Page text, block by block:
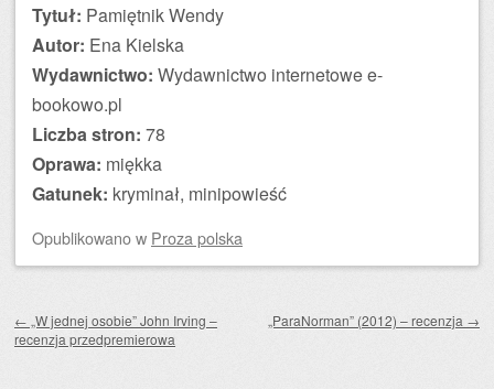
Tytuł: Pamiętnik Wendy
Autor: Ena Kielska
Wydawnictwo: Wydawnictwo internetowe e-
bookowo.pl
Liczba stron: 78
Oprawa: miękka
Gatunek: kryminał, minipowieść
Opublikowanow Proza polska
← „W jednej osobie” John Irving –
recenzja przedpremierowa
„ParaNorman” (2012) – recenzja →